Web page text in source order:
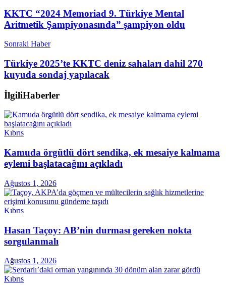
KKTC “2024 Memoriad 9. Türkiye Mental
Aritmetik Şampiyonasında” şampiyon oldu
Sonraki Haber
Türkiye 2025’te KKTC deniz sahaları dahil 270
kuyuda sondaj yapılacak
İlgiliHaberler
Kıbrıs
Kamuda örgütlü dört sendika, ek mesaiye kalmama
eylemi başlatacağını açıkladı
Ağustos 1, 2026
Kıbrıs
Hasan Taçoy: AB’nin durması gereken nokta
sorgulanmalı
Ağustos 1, 2026
Kıbrıs